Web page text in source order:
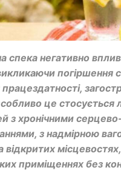
спека негативно
погіршення
це стосується
з хронічними
з надмірною
приміщеннях без